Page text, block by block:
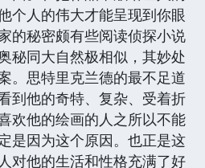
个人的伟大才能呈现到你眼
的秘密颇有些阅读侦探小说
秘同大自然极相似，其妙处
。思特里克兰德的最不足道
到他的奇特、复杂、受着折
欢他的绘画的人之所以不能
是因为这个原因。也正是这
对他的生活和性格充满了好